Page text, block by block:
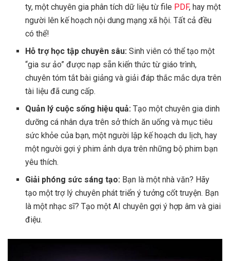
ty, một chuyên gia phân tích dữ liệu từ file PDF, hay một
người lên kế hoạch nội dung mạng xã hội. Tất cả đều
có thể!
Hỗ trợ học tập chuyên sâu: Sinh viên có thể tạo một
“gia sư ảo” được nạp sẵn kiến thức từ giáo trình,
chuyên tóm tắt bài giảng và giải đáp thắc mắc dựa trên
tài liệu đã cung cấp.
Quản lý cuộc sống hiệu quả: Tạo một chuyên gia dinh
dưỡng cá nhân dựa trên sở thích ăn uống và mục tiêu
sức khỏe của bạn, một người lập kế hoạch du lịch, hay
một người gợi ý phim ảnh dựa trên những bộ phim bạn
yêu thích.
Giải phóng sức sáng tạo: Bạn là một nhà văn? Hãy
tạo một trợ lý chuyên phát triển ý tưởng cốt truyện. Bạn
là một nhạc sĩ? Tạo một AI chuyên gợi ý hợp âm và giai
điệu.